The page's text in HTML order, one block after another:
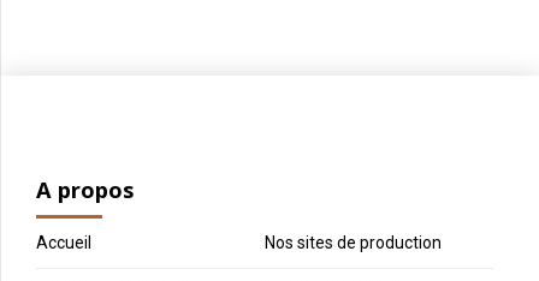
A propos
Accueil Nos sites de production